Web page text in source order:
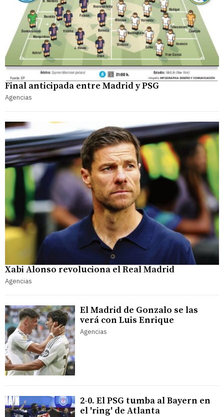
Final anticipada entre Madrid y PSG
Agencias
Xabi Alonso revoluciona el Real Madrid
Agencias
El Madrid de Gonzalo se las
verá con Luis Enrique
Agencias
2-0. El PSG tumba al Bayern en
el 'ring' de Atlanta